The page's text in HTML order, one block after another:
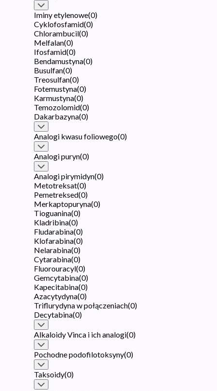
Iminy etylenowe(0)
Cyklofosfamid(0)
Chlorambucil(0)
Melfalan(0)
Ifosfamid(0)
Bendamustyna(0)
Busulfan(0)
Treosulfan(0)
Fotemustyna(0)
Karmustyna(0)
Temozolomid(0)
Dakarbazyna(0)
Analogi kwasu foliowego(0)
Analogi puryn(0)
Analogi pirymidyn(0)
Metotreksat(0)
Pemetreksed(0)
Merkaptopuryna(0)
Tioguanina(0)
Kladribina(0)
Fludarabina(0)
Klofarabina(0)
Nelarabina(0)
Cytarabina(0)
Fluorouracyl(0)
Gemcytabina(0)
Kapecitabina(0)
Azacytydyna(0)
Triflurydyna w połączeniach(0)
Decytabina(0)
Alkaloidy Vinca i ich analogi(0)
Pochodne podofilotoksyny(0)
Taksoidy(0)